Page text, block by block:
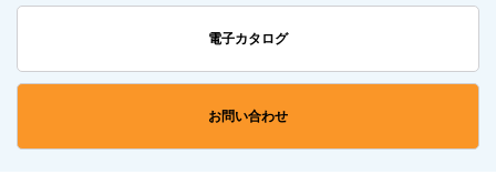
電子カタログ
お問い合わせ